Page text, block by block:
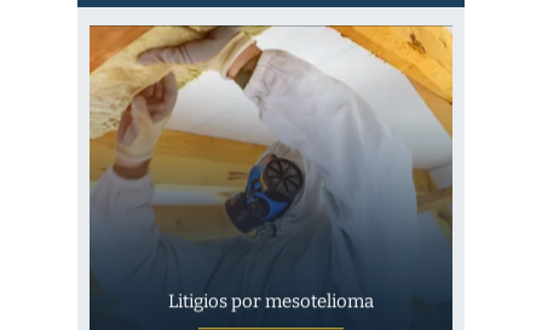
Litigios por mesotelioma